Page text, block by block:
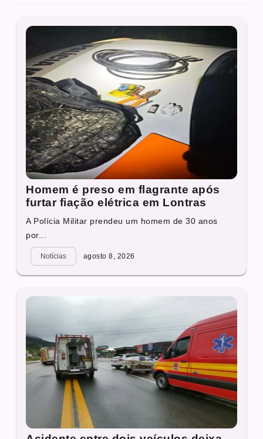
Homem é preso em flagrante após
furtar fiação elétrica em Lontras
A Polícia Militar prendeu um homem de 30 anos
por...
Notícias agosto 8, 2026